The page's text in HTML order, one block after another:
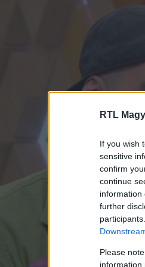
RTL
If you wish
sensitive
confirm
continue
information
further
Please
information